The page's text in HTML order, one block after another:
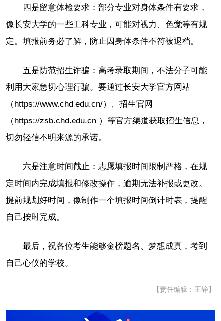
四是留意体检要求：部分专业对身体条件有要求，
像长安大学的一些工科专业，可能对视力、色觉等有规
定。填报前务必了解，防止因身体条件不符被退档。
五是防范招生诈骗：高考录取期间，不法分子可能
利用大家急切心理行骗。要通过长安大学官方网站
（https://www.chd.edu.cn/）、招生官网
（https://zsb.chd.edu.cn ）等官方渠道获取招生信息，
切勿轻信不明来源的承诺。
六是注意时间截止：志愿填报时间限制严格，在规
定时间内完成填报和修改操作，逾期无法补报或更改。
提前规划好时间，像制作一个填报时间倒计时表，提醒
自己按时完成。
最后，祝各位考生能够金榜题名、梦想成真，考到
自己心仪的学校。
【责任编辑：王静】